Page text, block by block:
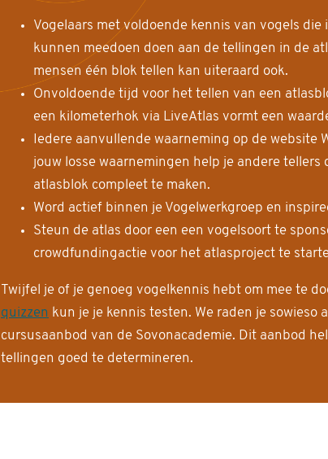
Vogelaars met voldoende kennis van vogels die
kunnen meedoen doen aan de tellingen in de
mensen één blok tellen kan uiteraard ook.
Onvoldoende tijd voor het tellen van een
een kilometerhok via LiveAtlas vormt een
Iedere aanvullende waarneming op de website
jouw losse waarnemingen help je andere tellers
atlasblok compleet te maken.
Word actief binnen je Vogelwerkgroep en
Steun de atlas door een een vogelsoort te
crowdfundingactie voor het atlasproject te
Twijfel je of je genoeg vogelkennis hebt om mee te
quizzen kun je je kennis testen. We raden je sowieso
cursusaanbod van de Sovonacademie. Dit aanbod
tellingen goed te determineren.